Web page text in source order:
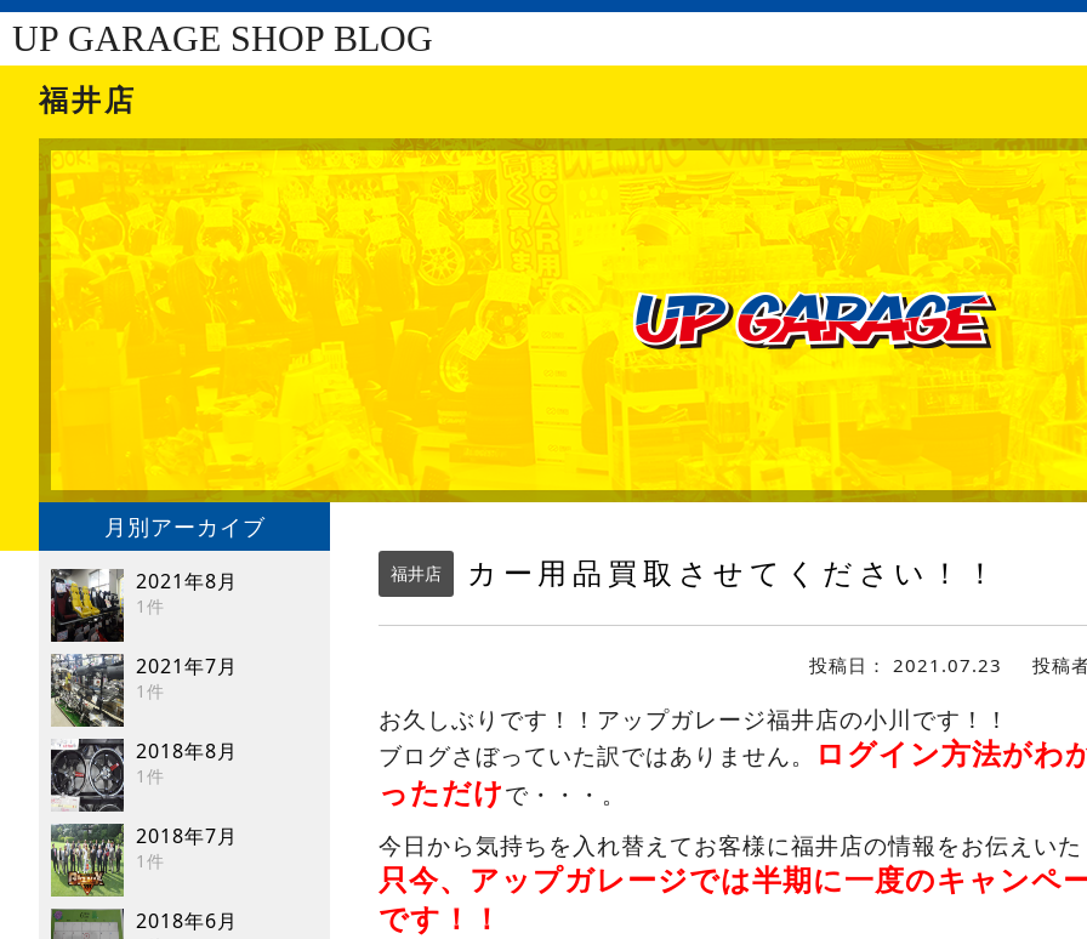
UP GARAGE SHOP BLOG
福井店
月別アーカイブ
2021年8月
1件
2021年7月
1件
2018年8月
1件
2018年7月
1件
2018年6月
福井店 カー用品買取させてください！！
投稿日： 2021.07.23 投稿
お久しぶりです！！アップガレージ福井店の小川です！！
ブログさぼっていた訳ではありません。
ログイン方法がわ
っただけで・・・。
今日から気持ちを入れ替えてお客様に福井店の情報をお伝えい
只今、アップガレージでは半期に一度のキャンペ
です！！